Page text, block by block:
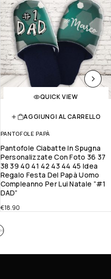
QUICK VIEW
AGGIUNGI AL CARRELLO
PANTOFOLE PAPÀ
Pantofole Ciabatte In Spugna
Personalizzate Con Foto 36 37
38 39 40 41 42 43 44 45 Idea
Regalo Festa Del Papà Uomo
Compleanno Per Lui Natale ”#1
DAD”
€18.90